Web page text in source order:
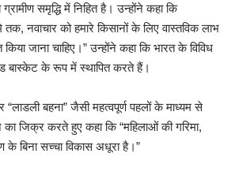
ग्रामीण समृद्धि में निहित है। उन्होंने कहा कि
नवाचार को हमारे किसानों के लिए वास्तविक लाभ
जाना चाहिए।” उन्होंने कहा कि भारत के विविध
बास्केट के रूप में स्थापित करते हैं।
“लाडली बहना” जैसी महत्वपूर्ण पहलों के माध्यम से
जिक्र करते हुए कहा कि “महिलाओं की गरिमा,
के बिना सच्चा विकास अधूरा है।”